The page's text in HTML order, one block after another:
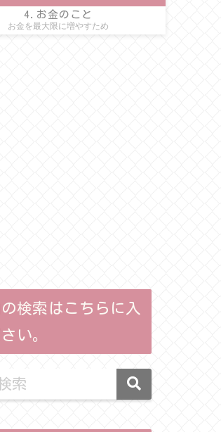
4.お金のこと
お金を最大限に増やすため
検索はこちらに入
い。